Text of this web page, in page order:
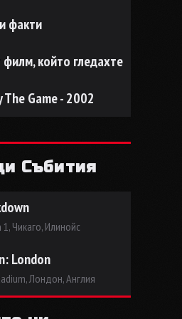
факти
който гледахте
The Game - 2002
Събития
Чикаго, Илинойс
London
Лондон, Англия